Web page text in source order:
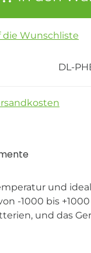
die Wunschliste
DL-
und
-1000 bis
und das